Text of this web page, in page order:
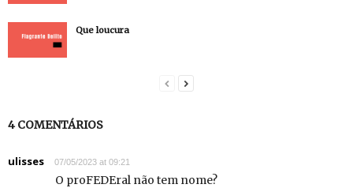
Que loucura
4 COMENTÁRIOS
ulisses 07/05/2023 at 09:21
O proFEDEral não tem nome?